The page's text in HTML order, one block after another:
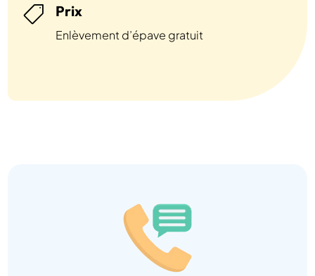
 Prix
Enlèvement d’épave gratuit